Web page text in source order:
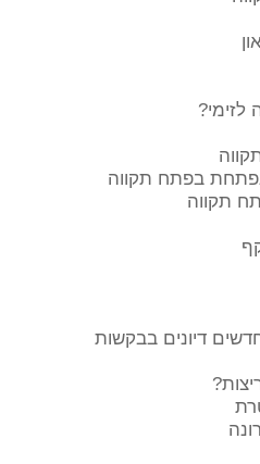
בפתח תקווה
תקווה
דיונים בבקשות